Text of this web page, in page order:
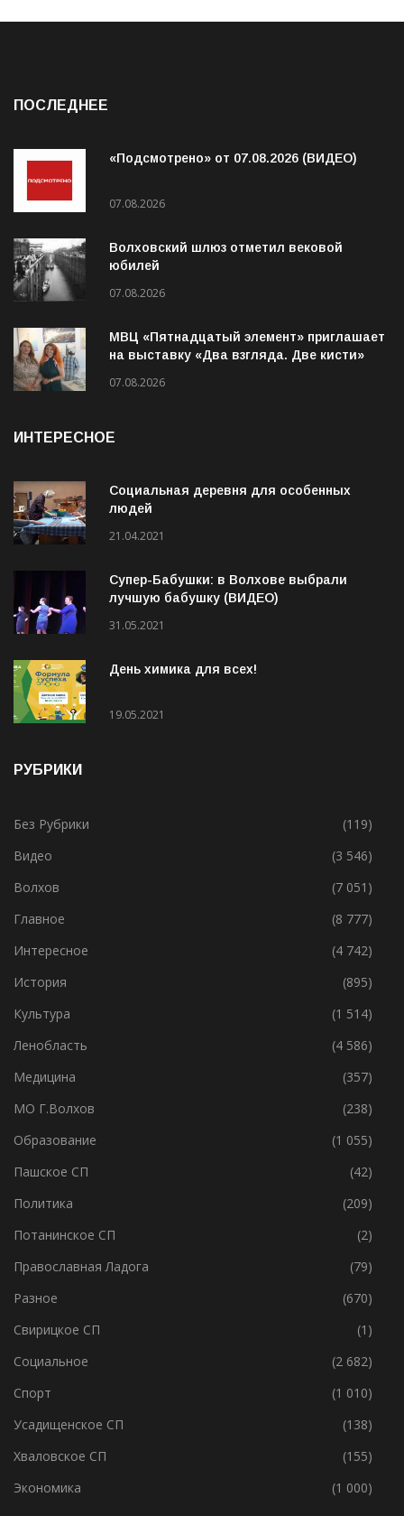
ПОСЛЕДНЕЕ
«Подсмотрено» от 07.08.2026 (ВИДЕО)
07.08.2026
Волховский шлюз отметил вековой
юбилей
07.08.2026
МВЦ «Пятнадцатый элемент» приглашает
на выставку «Два взгляда. Две кисти»
07.08.2026
ИНТЕРЕСНОЕ
Социальная деревня для особенных
людей
21.04.2021
Супер-Бабушки: в Волхове выбрали
лучшую бабушку (ВИДЕО)
31.05.2021
День химика для всех!
19.05.2021
РУБРИКИ
Без Рубрики
(119)
Видео
(3 546)
Волхов
(7 051)
Главное
(8 777)
Интересное
(4 742)
История
(895)
Культура
(1 514)
Ленобласть
(4 586)
Медицина
(357)
МО Г.Волхов
(238)
Образование
(1 055)
Пашское СП
(42)
Политика
(209)
Потанинское СП
(2)
Православная Ладога
(79)
Разное
(670)
Свирицкое СП
(1)
Социальное
(2 682)
Спорт
(1 010)
Усадищенское СП
(138)
Хваловское СП
(155)
Экономика
(1 000)